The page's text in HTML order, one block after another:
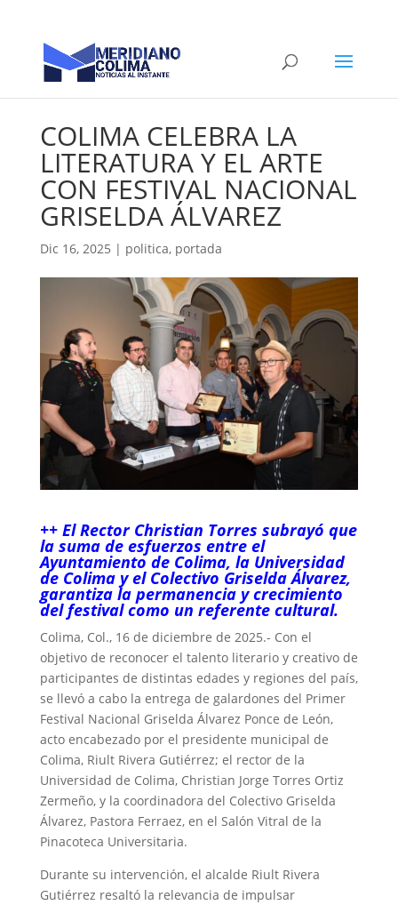
COLIMA CELEBRA LA
LITERATURA Y EL ARTE
CON FESTIVAL NACIONAL
GRISELDA ÁLVAREZ
Dic 16, 2025 | politica, portada
++ El Rector Christian Torres subrayó que
la suma de esfuerzos entre el
Ayuntamiento de Colima, la Universidad
de Colima y el Colectivo Griselda Álvarez,
garantiza la permanencia y crecimiento
del festival como un referente cultural.
Colima, Col., 16 de diciembre de 2025.- Con el
objetivo de reconocer el talento literario y creativo de
participantes de distintas edades y regiones del país,
se llevó a cabo la entrega de galardones del Primer
Festival Nacional Griselda Álvarez Ponce de León,
acto encabezado por el presidente municipal de
Colima, Riult Rivera Gutiérrez; el rector de la
Universidad de Colima, Christian Jorge Torres Ortiz
Zermeño, y la coordinadora del Colectivo Griselda
Álvarez, Pastora Ferraez, en el Salón Vitral de la
Pinacoteca Universitaria.
Durante su intervención, el alcalde Riult Rivera
Gutiérrez resaltó la relevancia de impulsar